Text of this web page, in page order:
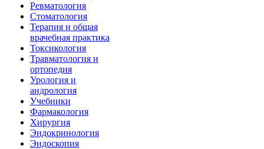
Ревматология
Стоматология
Терапия и общая
врачебная практика
Токсикология
Травматология и
ортопедия
Урология и
андрология
Учебники
Фармакология
Хирургия
Эндокринология
Эндоскопия